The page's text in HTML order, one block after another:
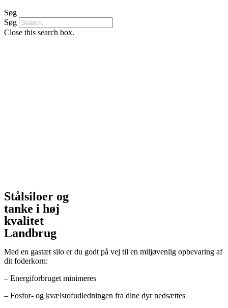
Søg
Søg
Close this search box.
Stålsiloer og
tanke i høj
kvalitet
Landbrug
Med en gastæt silo er du godt på vej til en miljøvenlig opbevaring af
dit foderkorn:
– Energiforbruget minimeres
– Fosfor- og kvælstofudledningen fra dine dyr nedsættes